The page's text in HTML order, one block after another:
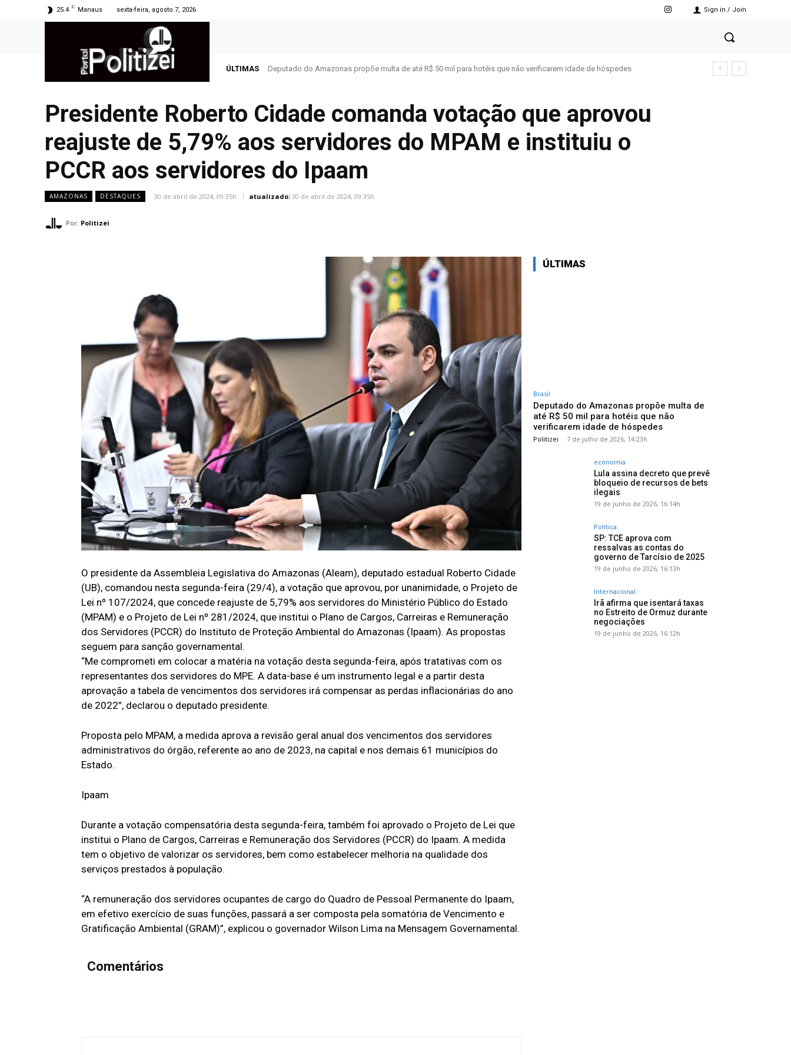
25.4 C Manaus sexta-feira, agosto 7, 2026 Sign in / Join
ÚLTIMAS Deputado do Amazonas propõe multa de até R$ 50 mil para hotéis que não verificarem idade de hóspedes
Presidente Roberto Cidade comanda votação que aprovou
reajuste de 5,79% aos servidores do MPAM e instituiu o
PCCR aos servidores do Ipaam
AMAZONAS DESTAQUES 30 de abril de 2024, 09:35h atualizado: 30 de abril de 2024, 09:35h
Por: Politizei
O presidente da Assembleia Legislativa do Amazonas (Aleam), deputado estadual Roberto Cidade
(UB), comandou nesta segunda-feira (29/4), a votação que aprovou, por unanimidade, o Projeto de
Lei nº 107/2024, que concede reajuste de 5,79% aos servidores do Ministério Público do Estado
(MPAM) e o Projeto de Lei nº 281/2024, que institui o Plano de Cargos, Carreiras e Remuneração
dos Servidores (PCCR) do Instituto de Proteção Ambiental do Amazonas (Ipaam). As propostas
seguem para sanção governamental.
“Me comprometi em colocar a matéria na votação desta segunda-feira, após tratativas com os
representantes dos servidores do MPE. A data-base é um instrumento legal e a partir desta
aprovação a tabela de vencimentos dos servidores irá compensar as perdas inflacionárias do ano
de 2022”, declarou o deputado presidente.
Proposta pelo MPAM, a medida aprova a revisão geral anual dos vencimentos dos servidores
administrativos do órgão, referente ao ano de 2023, na capital e nos demais 61 municípios do
Estado.
Ipaam
Durante a votação compensatória desta segunda-feira, também foi aprovado o Projeto de Lei que
institui o Plano de Cargos, Carreiras e Remuneração dos Servidores (PCCR) do Ipaam. A medida
tem o objetivo de valorizar os servidores, bem como estabelecer melhoria na qualidade dos
serviços prestados à população.
“A remuneração dos servidores ocupantes de cargo do Quadro de Pessoal Permanente do Ipaam,
em efetivo exercício de suas funções, passará a ser composta pela somatória de Vencimento e
Gratificação Ambiental (GRAM)”, explicou o governador Wilson Lima na Mensagem Governamental.
Comentários
ÚLTIMAS
Brasil
Deputado do Amazonas propõe multa de
até R$ 50 mil para hotéis que não
verificarem idade de hóspedes
Politizei - 7 de julho de 2026, 14:23h
economia
Lula assina decreto que prevê
bloqueio de recursos de bets
ilegais
19 de junho de 2026, 16:14h
Politica
SP: TCE aprova com
ressalvas as contas do
governo de Tarcísio de 2025
19 de junho de 2026, 16:13h
Internacional
Irã afirma que isentará taxas
no Estreito de Ormuz durante
negociações
19 de junho de 2026, 16:12h